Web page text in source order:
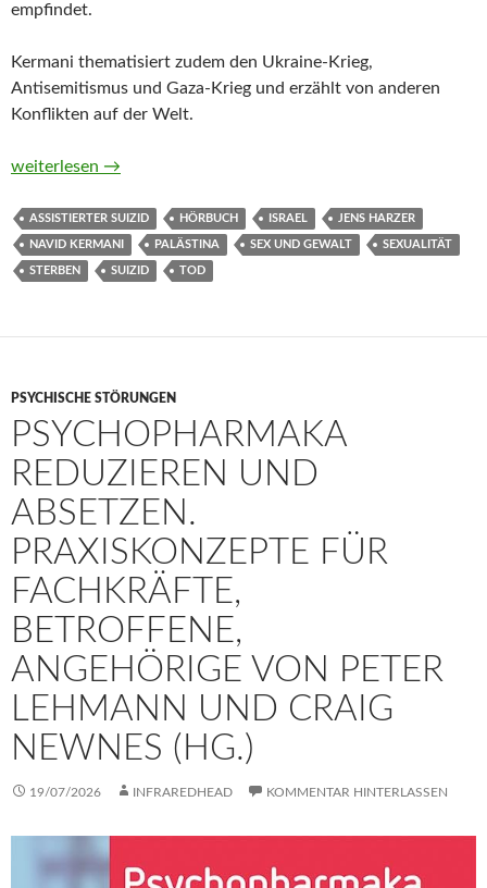
empfindet.
Kermani thematisiert zudem den Ukraine-Krieg,
Antisemitismus und Gaza-Krieg und erzählt von anderen
Konflikten auf der Welt.
Sommer 24 von Navid Kermani (Hörbuch)
weiterlesen →
ASSISTIERTER SUIZID HÖRBUCH ISRAEL JENS HARZER
NAVID KERMANI PALÄSTINA SEX UND GEWALT SEXUALITÄT
STERBEN SUIZID TOD
PSYCHISCHE STÖRUNGEN
PSYCHOPHARMAKA
REDUZIEREN UND
ABSETZEN.
PRAXISKONZEPTE FÜR
FACHKRÄFTE,
BETROFFENE,
ANGEHÖRIGE VON PETER
LEHMANN UND CRAIG
NEWNES (HG.)
19/07/2026 INFRAREDHEAD KOMMENTAR HINTERLASSEN